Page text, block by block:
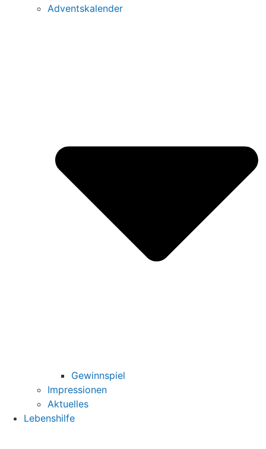
Adventskalender
Gewinnspiel
Impressionen
Aktuelles
Lebenshilfe